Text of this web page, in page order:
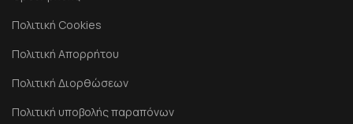
Πολιτική Cookies
Πολιτική Απορρήτου
Πολιτική Διορθώσεων
Πολιτική υποβολής παραπόνων